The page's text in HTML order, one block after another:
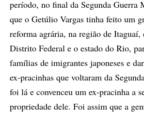
período, no final da Segunda Guerra
que o Getúlio Vargas tinha feito um
reforma agrária, na região de Itaguaí,
Distrito Federal e o estado do Rio,
famílias de imigrantes japoneses e
ex-pracinhas que voltaram da
foi lá e convenceu um ex-pracinha a
propriedade dele. Foi assim que a